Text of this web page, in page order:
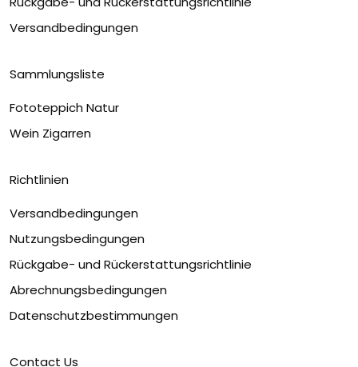
Versandbedingungen
Sammlungsliste
Fototeppich Natur
Wein Zigarren
Richtlinien
Versandbedingungen
Nutzungsbedingungen
Rückgabe- und Rückerstattungsrichtlinie
Abrechnungsbedingungen
Datenschutzbestimmungen
Contact Us